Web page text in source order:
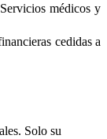
médicos y
cedidas a
Solo su